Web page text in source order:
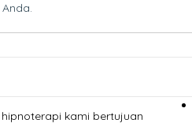
Anda.
kami bertujuan